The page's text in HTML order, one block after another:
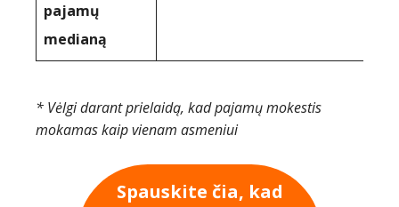
pajamų
medianą
* Vėlgi darant prielaidą, kad pajamų mokestis
mokamas kaip vienam asmeniui
Spauskite čia, kad